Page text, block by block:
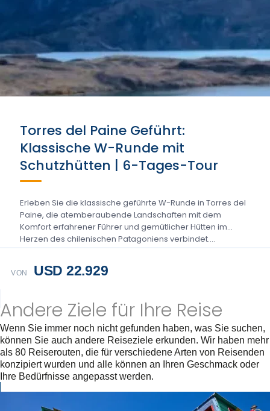
Torres del Paine Geführt:
Klassische W-Runde mit
Schutzhütten | 6-Tages-Tour
Erleben Sie die klassische geführte W-Runde in Torres del
Paine, die atemberaubende Landschaften mit dem
Komfort erfahrener Führer und gemütlicher Hütten im
Herzen des chilenischen Patagoniens verbindet....
VON USD 22.929
Andere Ziele für Ihre Reise
Wenn Sie immer noch nicht gefunden haben, was Sie suchen,
können Sie auch andere Reiseziele erkunden. Wir haben mehr
als 80 Reiserouten, die für verschiedene Arten von Reisenden
konzipiert wurden und alle können an Ihren Geschmack oder
Ihre Bedürfnisse angepasst werden.